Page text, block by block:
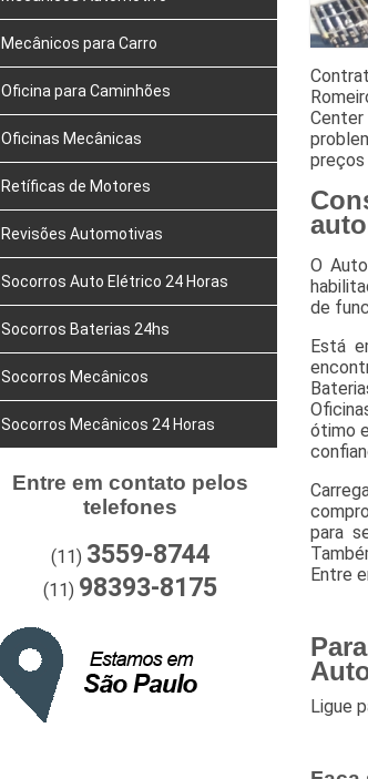
Mecânicos para Carro
Oficina para Caminhões
Oficinas Mecânicas
Retíficas de Motores
Revisões Automotivas
Socorros Auto Elétrico 24 Horas
Socorros Baterias 24hs
Socorros Mecânicos
Socorros Mecânicos 24 Horas
Entre em contato pelos
telefones
(11) 3559-8744
(11) 98393-8175
Center
preços
O
de
Está
ótimo
para
Entre
Ligue